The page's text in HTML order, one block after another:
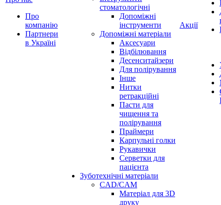
Про
компанію
Партнери
в Україні
стоматологічні
Допоміжні
інструменти
Допоміжні матеріали
Аксесуари
Відбілювання
Десенситайзери
Для полірування
Інше
Нитки
ретракційні
Пасти для
чищення та
полірування
Праймери
Карпульні голки
Рукавички
Серветки для
пацієнта
Зуботехнічні матеріали
CAD/CAM
Матеріал для 3D
друку
Акції